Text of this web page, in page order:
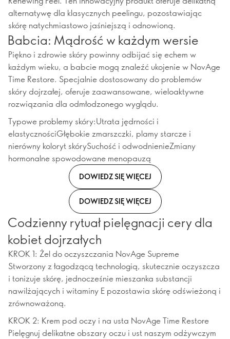
alternatywę dla klasycznych peelingu, pozostawiając
skórę natychmiastowo jaśniejszą i odnowioną.
Babcia: Mądrość w każdym wersie
Piękno i zdrowie skóry powinny odbijać się echem w
każdym wieku, a babcie mogą znaleźć ukojenie w NovAge
Time Restore. Specjalnie dostosowany do problemów
skóry dojrzałej, oferuje zaawansowane, wieloaktywne
rozwiązania dla odmłodzonego wyglądu.
Typowe problemy skóry:Utrata jędrności i
elastycznościGłębokie zmarszczki, plamy starcze i
nierówny koloryt skórySuchość i odwodnienieZmiany
hormonalne spowodowane menopauzą
DOWIEDZ SIĘ WIĘCEJ
DOWIEDZ SIĘ WIĘCEJ
Codzienny rytuał pielęgnacji cery dla
kobiet dojrzałych
KROK 1: Żel do oczyszczania NovAge Supreme
Stworzony z łagodzącą technologią, skutecznie oczyszcza
i tonizuje skórę, jednocześnie mieszanka substancji
nawilżających i witaminy E pozostawia skórę odświeżoną i
zrównoważoną.
KROK 2: Krem pod oczy i na usta NovAge Time Restore
Pielęgnuj delikatne obszary oczu i ust naszym odżywczym